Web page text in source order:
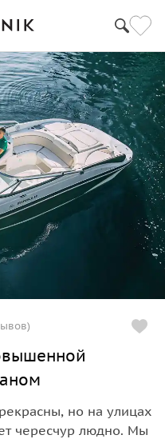
но на улицах
чересчур людно. Мы